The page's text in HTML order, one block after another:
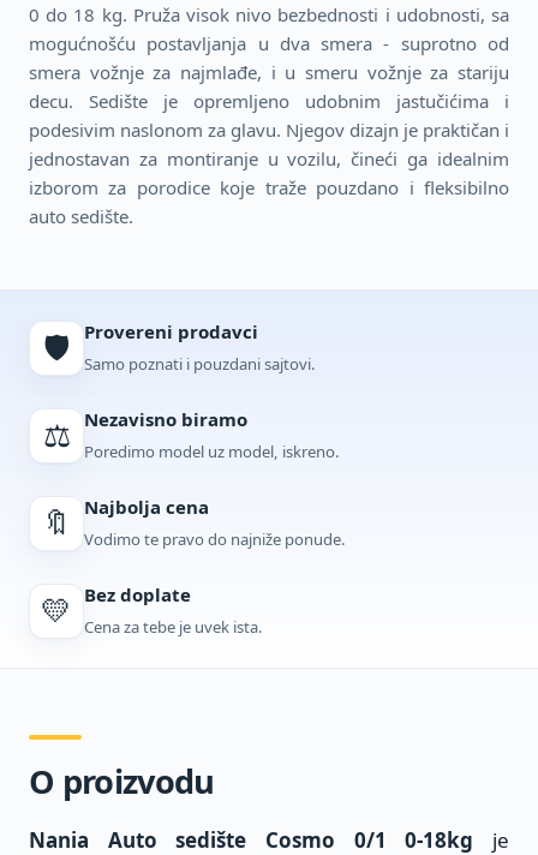
0 do 18 kg. Pruža visok nivo bezbednosti i udobnosti, sa
mogućnošću postavljanja u dva smera - suprotno od
smera vožnje za najmlađe, i u smeru vožnje za stariju
decu. Sedište je opremljeno udobnim jastučićima i
podesivim naslonom za glavu. Njegov dizajn je praktičan i
jednostavan za montiranje u vozilu, čineći ga idealnim
izborom za porodice koje traže pouzdano i fleksibilno
auto sedište.
🛡️ Provereni prodavci
Samo poznati i pouzdani sajtovi.
⚖️ Nezavisno biramo
Poredimo model uz model, iskreno.
🔖 Najbolja cena
Vodimo te pravo do najniže ponude.
💛 Bez doplate
Cena za tebe je uvek ista.
O proizvodu
Nania Auto sedište Cosmo 0/1 0-18kg je